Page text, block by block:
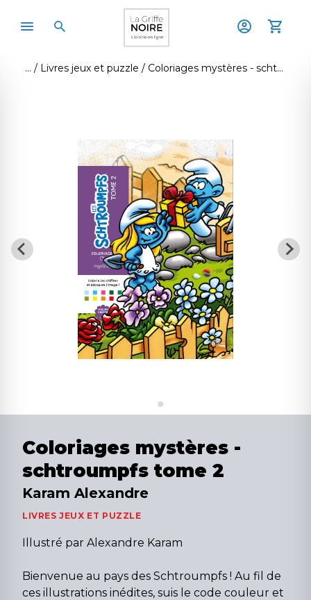
Livres jeux et puzzle Coloriages mystères - schtroumpfs tome 2
Coloriages mystères -
schtroumpfs tome 2
Karam Alexandre
LIVRES JEUX ET PUZZLE
Illustré par Alexandre Karam
Bienvenue au pays des Schtroumpfs ! Au fil de
ces illustrations inédites, suis le code couleur et